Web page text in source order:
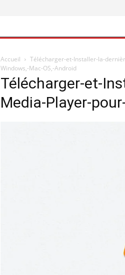
Accueil Télécharger-et-Installer-la-
Windows,-Mac-OS,-Android
Télécharger-et-
Media-Player-